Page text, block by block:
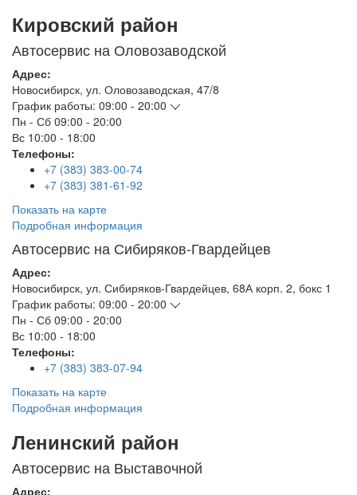
Кировский район
Автосервис на Оловозаводской
Адрес:
Новосибирск, ул. Оловозаводская, 47/8
График работы: 09:00 - 20:00
Пн - Сб 09:00 - 20:00
Вс 10:00 - 18:00
Телефоны:
+7 (383) 383-00-74
+7 (383) 381-61-92
Показать на карте
Подробная информация
Автосервис на Сибиряков-Гвардейцев
Адрес:
Новосибирск, ул. Сибиряков-Гвардейцев, 68А корп. 2, бокс 1
График работы: 09:00 - 20:00
Пн - Сб 09:00 - 20:00
Вс 10:00 - 18:00
Телефоны:
+7 (383) 383-07-94
Показать на карте
Подробная информация
Ленинский район
Автосервис на Выставочной
Адрес: